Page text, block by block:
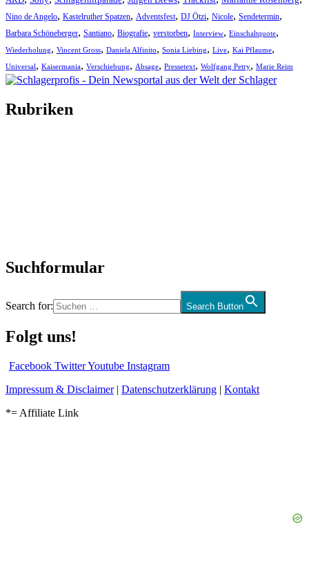
Nino de Angelo, Kastelruther Spatzen, Adventsfest, DJ Ötzi, Nicole, Sendetermin,
Barbara Schöneberger, Santiano, Biografie, verstorben, Interview, Einschaltquote,
Wiederholung, Vincent Gross, Daniela Alfinito, Sonia Liebing, Live, Kai Pflaume,
Universal, Kaisermania, Verschiebung, Absage, Pressetext, Wolfgang Petry, Marie Reim
Rubriken
Suchformular
Search for: Search Button
Folgt uns!
Facebook TwitterYoutube Instagram
Impressum & Disclaimer| Datenschutzerklärung | Kontakt
*= Affiliate Link